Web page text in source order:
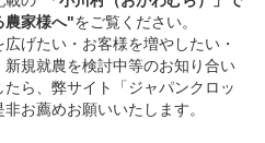
農家様へ"をご覧ください。
げたい・お客様を増やしたい・
規就農を検討中等のお知り合い
ら、弊サイト「ジャパンクロッ
お薦めお願いいたします。